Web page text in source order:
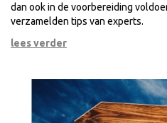
dan ook in de voorbereiding
verzamelden tips van experts.
lees verder